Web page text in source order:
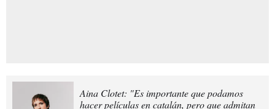
Aina Clotet: "Es importante que podamos
hacer películas en catalán, pero que admitan